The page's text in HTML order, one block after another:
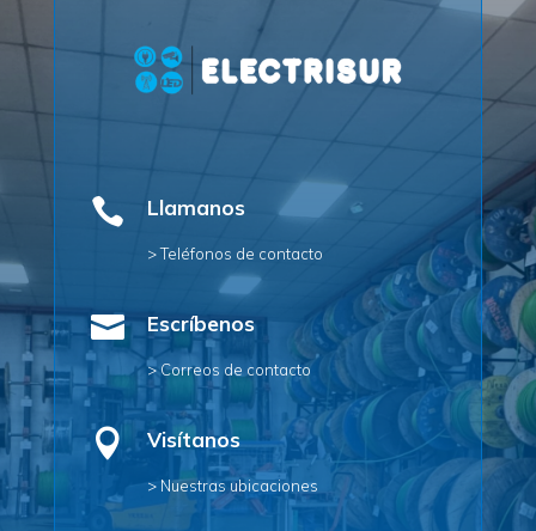
 Llamanos
> Teléfonos de contacto
 Escríbenos
> Correos de contacto
 Visítanos
> Nuestras ubicaciones